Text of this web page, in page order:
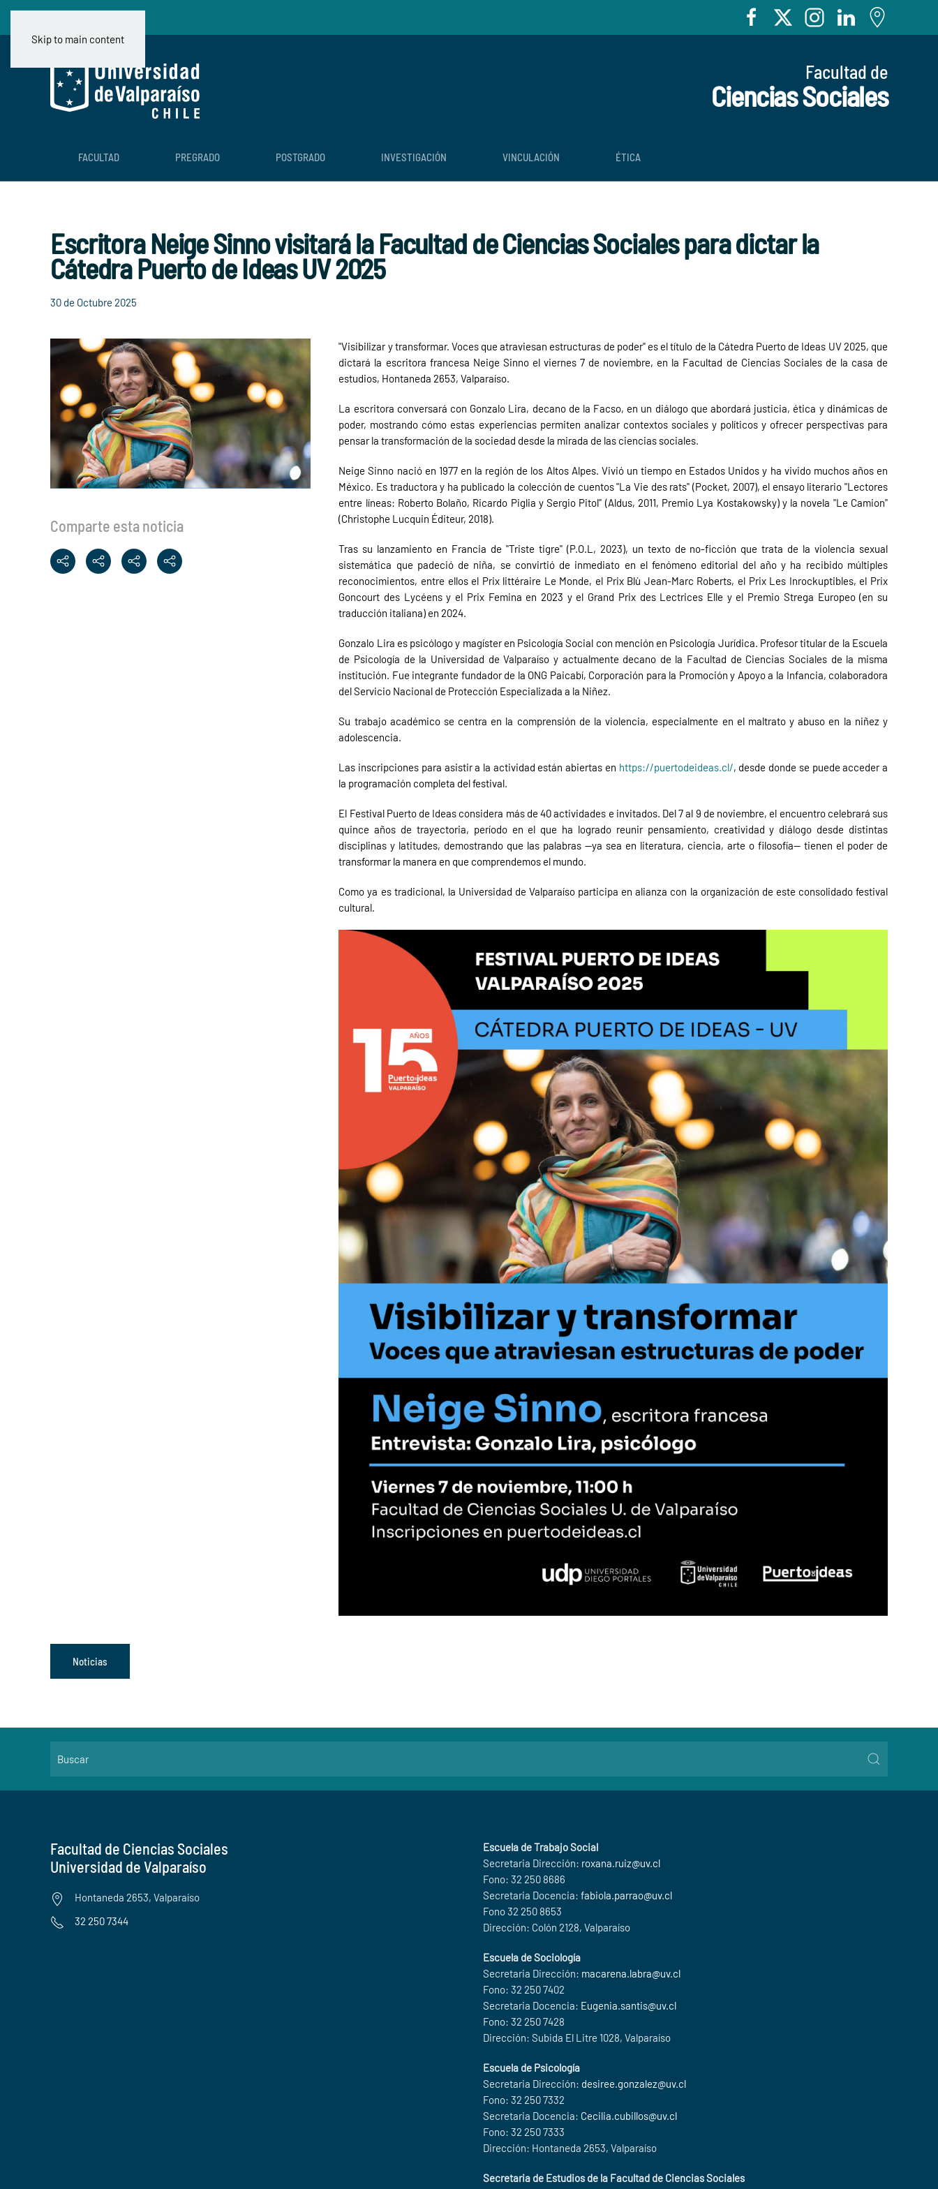
Skip to main content
Facultad de
Ciencias Sociales
FACULTAD PREGRADO POSTGRADO INVESTIGACIÓN VINCULACIÓN ÉTICA
Escritora Neige Sinno visitará la Facultad de Ciencias Sociales para dictar la
Cátedra Puerto de Ideas UV 2025
30 de Octubre 2025
Comparte esta noticia
"Visibilizar y transformar. Voces que atraviesan estructuras de poder" es el título de la Cátedra Puerto de Ideas UV 2025, que
dictará la escritora francesa Neige Sinno el viernes 7 de noviembre, en la Facultad de Ciencias Sociales de la casa de
estudios, Hontaneda 2653, Valparaíso.
La escritora conversará con Gonzalo Lira, decano de la Facso, en un diálogo que abordará justicia, ética y dinámicas de
poder, mostrando cómo estas experiencias permiten analizar contextos sociales y políticos y ofrecer perspectivas para
pensar la transformación de la sociedad desde la mirada de las ciencias sociales.
Neige Sinno nació en 1977 en la región de los Altos Alpes. Vivió un tiempo en Estados Unidos y ha vivido muchos años en
México. Es traductora y ha publicado la colección de cuentos "La Vie des rats" (Pocket, 2007), el ensayo literario "Lectores
entre líneas: Roberto Bolaño, Ricardo Piglia y Sergio Pitol" (Aldus, 2011, Premio Lya Kostakowsky) y la novela "Le Camion"
(Christophe Lucquin Éditeur, 2018).
Tras su lanzamiento en Francia de "Triste tigre" (P.O.L, 2023), un texto de no-ficción que trata de la violencia sexual
sistemática que padeció de niña, se convirtió de inmediato en el fenómeno editorial del año y ha recibido múltiples
reconocimientos, entre ellos el Prix littéraire Le Monde, el Prix Blù Jean-Marc Roberts, el Prix Les Inrockuptibles, el Prix
Goncourt des Lycéens y el Prix Femina en 2023 y el Grand Prix des Lectrices Elle y el Premio Strega Europeo (en su
traducción italiana) en 2024.
Gonzalo Lira es psicólogo y magíster en Psicología Social con mención en Psicología Jurídica. Profesor titular de la Escuela
de Psicología de la Universidad de Valparaíso y actualmente decano de la Facultad de Ciencias Sociales de la misma
institución. Fue integrante fundador de la ONG Paicabí, Corporación para la Promoción y Apoyo a la Infancia, colaboradora
del Servicio Nacional de Protección Especializada a la Niñez.
Su trabajo académico se centra en la comprensión de la violencia, especialmente en el maltrato y abuso en la niñez y
adolescencia.
Las inscripciones para asistir a la actividad están abiertas en https://puertodeideas.cl/, desde donde se puede acceder a
la programación completa del festival.
El Festival Puerto de Ideas considera más de 40 actividades e invitados. Del 7 al 9 de noviembre, el encuentro celebrará sus
quince años de trayectoria, período en el que ha logrado reunir pensamiento, creatividad y diálogo desde distintas
disciplinas y latitudes, demostrando que las palabras —ya sea en literatura, ciencia, arte o filosofía— tienen el poder de
transformar la manera en que comprendemos el mundo.
Como ya es tradicional, la Universidad de Valparaíso participa en alianza con la organización de este consolidado festival
cultural.
Noticias
Facultad de Ciencias Sociales
Universidad de Valparaíso
Hontaneda 2653, Valparaíso
32 250 7344
Escuela de Trabajo Social
Secretaria Dirección: roxana.ruiz@uv.cl
Fono: 32 250 8686
Secretaria Docencia: fabiola.parrao@uv.cl
Fono 32 250 8653
Dirección: Colón 2128, Valparaíso
Escuela de Sociología
Secretaria Dirección: macarena.labra@uv.cl
Fono: 32 250 7402
Secretaria Docencia: Eugenia.santis@uv.cl
Fono: 32 250 7428
Dirección: Subida El Litre 1028, Valparaíso
Escuela de Psicología
Secretaria Dirección: desiree.gonzalez@uv.cl
Fono: 32 250 7332
Secretaria Docencia: Cecilia.cubillos@uv.cl
Fono: 32 250 7333
Dirección: Hontaneda 2653, Valparaíso
Secretaria de Estudios de la Facultad de Ciencias Sociales